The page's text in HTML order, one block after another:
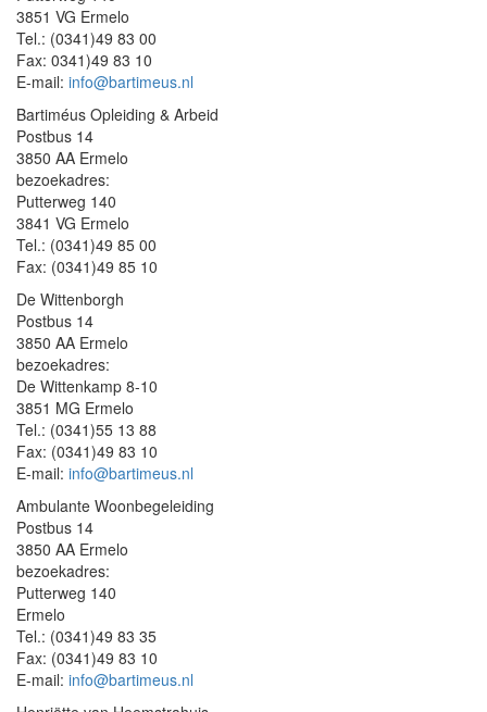
3851 VG Ermelo
Tel.: (0341)49 83 00
Fax: 0341)49 83 10
E-mail: info@bartimeus.nl
Bartiméus Opleiding & Arbeid
Postbus 14
3850 AA Ermelo
bezoekadres:
Putterweg 140
3841 VG Ermelo
Tel.: (0341)49 85 00
Fax: (0341)49 85 10
De Wittenborgh
Postbus 14
3850 AA Ermelo
bezoekadres:
De Wittenkamp 8-10
3851 MG Ermelo
Tel.: (0341)55 13 88
Fax: (0341)49 83 10
E-mail: info@bartimeus.nl
Ambulante Woonbegeleiding
Postbus 14
3850 AA Ermelo
bezoekadres:
Putterweg 140
Ermelo
Tel.: (0341)49 83 35
Fax: (0341)49 83 10
E-mail: info@bartimeus.nl